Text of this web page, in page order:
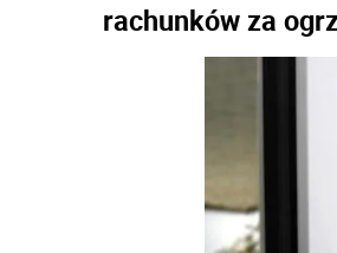
rachunków za